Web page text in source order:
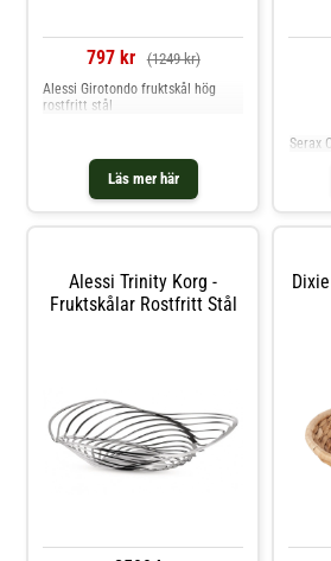
797 kr (1249 kr)
Läs mer här
Alessi Girotondo fruktskål hög
rostfritt stål
Serax
Alessi Trinity Korg -
Fruktskålar Rostfritt Stål